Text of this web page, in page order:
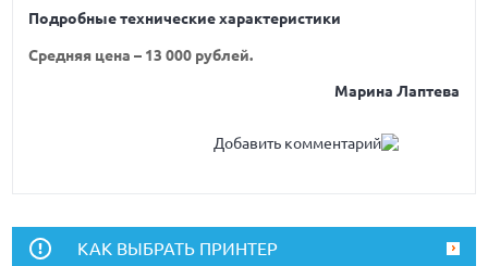
Подробные технические характеристики
Средняя цена – 13 000 рублей.
Марина Лаптева
Добавить комментарий
КАК ВЫБРАТЬ ПРИНТЕР